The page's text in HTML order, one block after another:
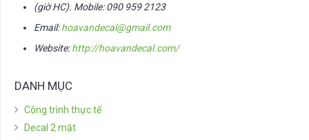
(giờ HC). Mobile: 090 959 2123
Email:hoavandecal@gmail.com
Website:http://hoavandecal.com/
DANH MỤC
Công trình thực tế
Decal 2 mặt